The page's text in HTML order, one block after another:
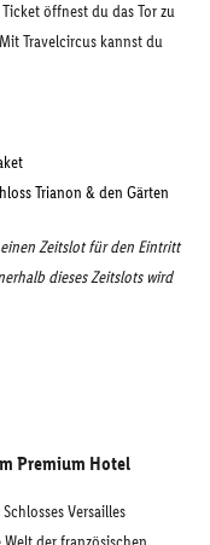
öffnest du das Tor zu
Travelcircus kannst du
Trianon & den Gärten
Zeitslot für den Eintritt
dieses Zeitslots wird
Premium Hotel
Versailles